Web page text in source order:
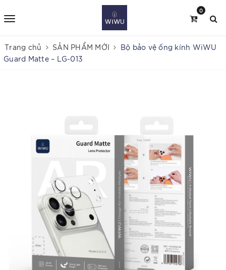
0
Trang chủ SẢN PHẨM MỚI
Bộ bảo vệ ống kính WiWU
Guard Matte – LG-013